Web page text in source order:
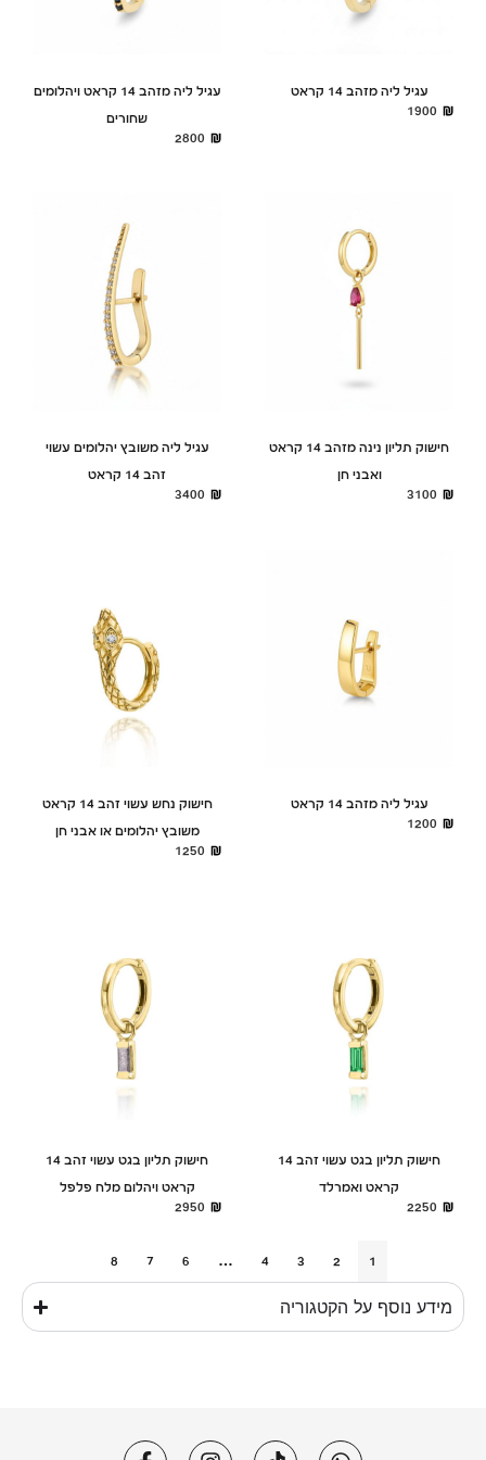
עגיל ליה מזהב 14 קראט
1900
עגיל ליה מזהב 14 קראט ויהלומים
שחורים
2800
חישוק תליון נינה מזהב 14 קראט
ואבני חן
3100
עגיל ליה משובץ יהלומים עשוי
זהב 14 קראט
3400
עגיל ליה מזהב 14 קראט
1200
חישוק נחש עשוי זהב 14 קראט
משובץ יהלומים או אבני חן
1250
חישוק תליון בגט עשוי זהב 14
קראט ואמרלד
2250
חישוק תליון בגט עשוי זהב 14
קראט ויהלום מלח פלפל
2950
1
2
3
4
…
6
7
8
מידע נוסף על הקטגוריה